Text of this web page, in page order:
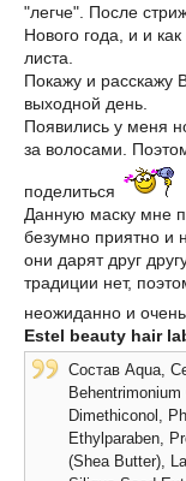
"легче". После
Нового года, и и
листа.
Покажу и расскажу
выходной день.
Появились у меня
за волосами.
поделиться
Данную маску мне
безумно приятно и
они дарят друг
традиции нет,
неожиданно и
Estel beauty hair
Состав Aqua,
Dimethiconol,
Ethylparaben,
(Shea Butter),